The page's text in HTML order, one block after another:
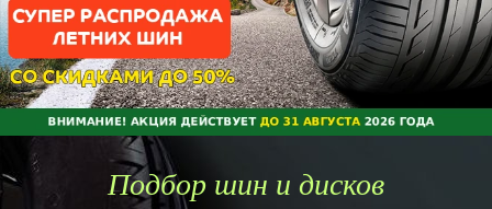
Подбор шин и дисков